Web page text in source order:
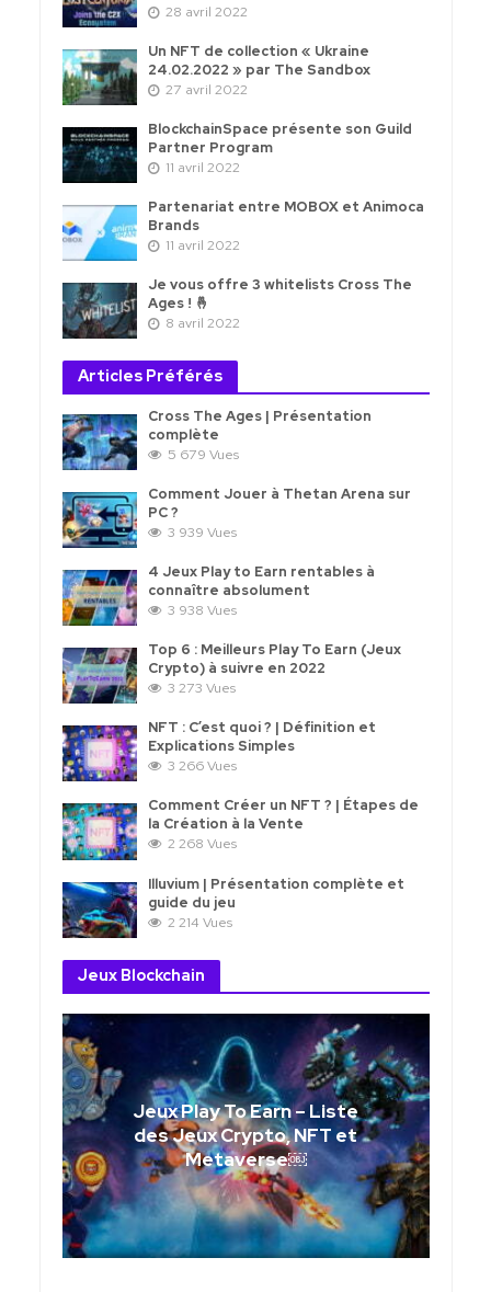
28 avril 2022
Un NFT de collection « Ukraine
24.02.2022 » par The Sandbox
27 avril 2022
BlockchainSpace présente son Guild
Partner Program
11 avril 2022
Partenariat entre MOBOX et Animoca
Brands
11 avril 2022
Je vous offre 3 whitelists Cross The
Ages ! 🤞
8 avril 2022
Articles Préférés
Cross The Ages | Présentation
complète
5 679 Vues
Comment Jouer à Thetan Arena sur
PC ?
3 939 Vues
4 Jeux Play to Earn rentables à
connaître absolument
3 938 Vues
Top 6 : Meilleurs Play To Earn (Jeux
Crypto) à suivre en 2022
3 273 Vues
NFT : C’est quoi ? | Définition et
Explications Simples
3 266 Vues
Comment Créer un NFT ? | Étapes de
la Création à la Vente
2 268 Vues
Illuvium | Présentation complète et
guide du jeu
2 214 Vues
Jeux Blockchain
Jeux Play To Earn – Liste
des Jeux Crypto, NFT et
Metaverse￼